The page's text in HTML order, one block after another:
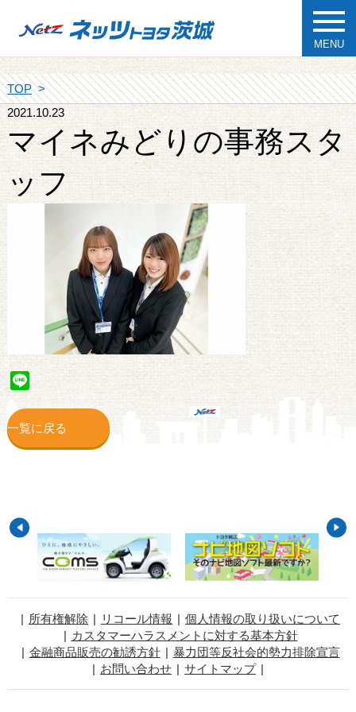
MENU
TOP
2021.10.23
マイネみどりの事務スタ
ッフ
Line
一覧に戻る
所有権解除 リコール情報
個人情報の取り扱いについて
カスタマーハラスメントに対する基本方針
金融商品販売の勧誘方針
暴力団等反社会的勢力排除宣言
お問い合わせ
サイトマップ